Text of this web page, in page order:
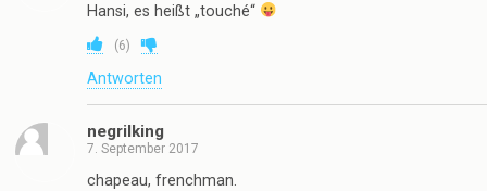
Hansi, es heißt „touché“
(6)
Antworten
negrilking
7. September 2017
chapeau, frenchman.